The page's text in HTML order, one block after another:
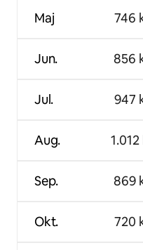
Maj
Jun.
Jul.
Aug.
Sep.
Okt.
746
856
947
869
720